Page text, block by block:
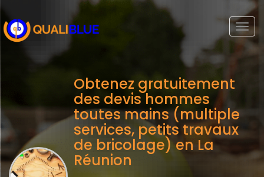
Obtenez gratuitement
des devis hommes
toutes mains (multiple
services, petits travaux
de bricolage) en La
Réunion